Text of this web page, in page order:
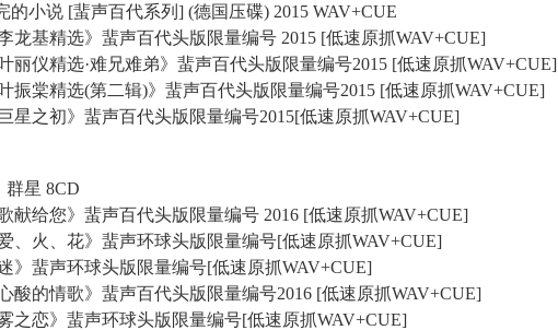
的小说 [蜚声百代系列] (德国压碟) 2015 WAV+CUE
龙基精选》蜚声百代头版限量编号 2015 [低速原抓WAV+CUE]
丽仪精选·难兄难弟》蜚声百代头版限量编号2015 [低速原抓WAV+CUE]
振棠精选(第二辑)》蜚声百代头版限量编号2015 [低速原抓WAV+CUE]
星之初》蜚声百代头版限量编号2015[低速原抓WAV+CUE]
群星 8CD
献给您》蜚声百代头版限量编号 2016 [低速原抓WAV+CUE]
、火、花》蜚声环球头版限量编号[低速原抓WAV+CUE]
》蜚声环球头版限量编号[低速原抓WAV+CUE]
酸的情歌》蜚声百代头版限量编号2016 [低速原抓WAV+CUE]
之恋》蜚声环球头版限量编号[低速原抓WAV+CUE]